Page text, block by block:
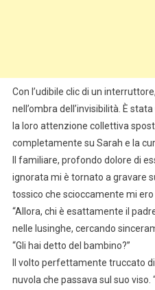
Con l’udibile clic di un
nell’ombra dell’invisibilità. È
la loro attenzione collettiva
completamente su Sarah e la
Il familiare, profondo dolore di
ignorata mi è tornato a gravare
tossico che scioccamente mi
“Allora, chi è esattamente il
nelle lusinghe, cercando
“Gli hai detto del bambino?”
Il volto perfettamente truccato
nuvola che passava sul suo viso.